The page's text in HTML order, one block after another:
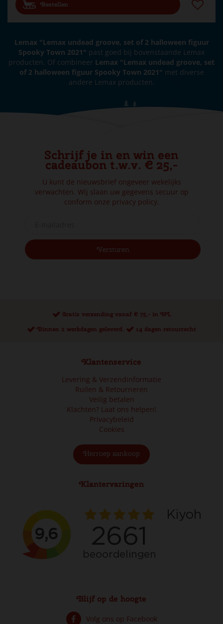
Bestellen
Lemax "Lemax undead groove, set of 2 halloween figuur
Spooky Town 2021" past goed bij bovenstaande Lemax
producten. Of combineer Lemax "Lemax undead groove, set
of 2 halloween figuur Spooky Town 2021" met diverse
andere Lemax producten.
Schrijf je in en win een
cadeaubon t.w.v. € 25,-
U kunt de nieuwsbrief ongeveer wekelijks
verwachten. Wij slaan uw gegevens secuur op
conform onze privacy policy.
Gratis verzending vanaf € 75,- in NL
Binnen 2 werkdagen geleverd.
14 dagen retourrecht
Klantenservice
Levering & Verzendinformatie
Ruilen & Retourneren
Veilig betalen
Klachten? Laat ons helpen!
Privacybeleid
Cookies
Herroep aankoop
Klantervaringen
Blijf op de hoogte
Volg ons op Facebook